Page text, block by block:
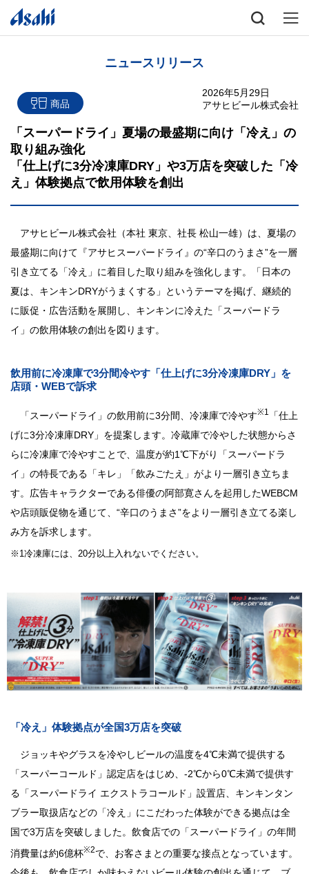
ニュースリリース
2026年5月29日
アサヒビール株式会社
商品
「スーパードライ」夏場の最盛期に向け「冷え」の
取り組み強化
「仕上げに3分冷凍庫DRY」や3万店を突破した「冷
え」体験拠点で飲用体験を創出
アサヒビール株式会社（本社 東京、社長 松山一雄）は、夏場の
最盛期に向けて『アサヒスーパードライ』の“辛口のうまさ”を一層
引き立てる「冷え」に着目した取り組みを強化します。「日本の
夏は、キンキンDRYがうまくする」というテーマを掲げ、継続的
に販促・広告活動を展開し、キンキンに冷えた「スーパードラ
イ」の飲用体験の創出を図ります。
飲用前に冷凍庫で3分間冷やす「仕上げに3分冷凍庫DRY」を
店頭・WEBで訴求
「スーパードライ」の飲用前に3分間、冷凍庫で冷やす※1
「仕上
げに3分冷凍庫DRY」を提案します。冷蔵庫で冷やした状態からさ
らに冷凍庫で冷やすことで、温度が約1℃下がり「スーパードラ
イ」の特長である「キレ」「飲みごたえ」がより一層引き立ちま
す。広告キャラクターである俳優の阿部寛さんを起用したWEBCM
や店頭販促物を通じて、“辛口のうまさ”をより一層引き立てる楽し
み方を訴求します。
※1冷凍庫には、20分以上入れないでください。
「冷え」体験拠点が全国3万店を突破
ジョッキやグラスを冷やしビールの温度を4℃未満で提供する
「スーパーコールド」認定店をはじめ、-2℃から0℃未満で提供す
る「スーパードライ エクストラコールド」設置店、キンキンタン
ブラー取扱店などの「冷え」にこだわった体験ができる拠点は全
国で3万店を突破しました。飲食店での「スーパードライ」の年間
消費量は約6億杯※2で、お客さまとの重要な接点となっています。